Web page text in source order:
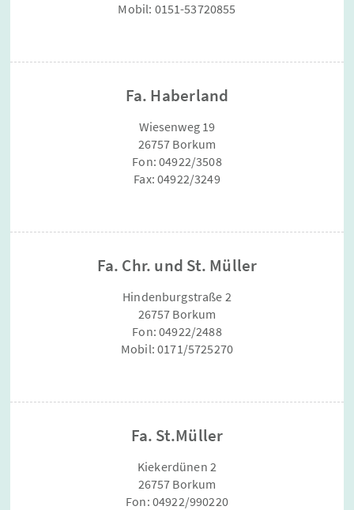
Mobil: 0151-53720855
Fa. Haberland
Wiesenweg 19
26757 Borkum
Fon: 04922/3508
Fax: 04922/3249
Fa. Chr. und St. Müller
Hindenburgstraße 2
26757 Borkum
Fon: 04922/2488
Mobil: 0171/5725270
Fa. St.Müller
Kiekerdünen 2
26757 Borkum
Fon: 04922/990220